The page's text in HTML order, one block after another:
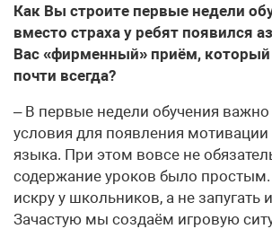
Как Вы строите первые недели
вместо страха у ребят появился
Вас «фирменный» приём, который
почти всегда?
– В первые недели обучения важно
условия для появления
языка. При этом вовсе не
содержание уроков было
искру у школьников, а не запугать
Зачастую мы создаём игровую